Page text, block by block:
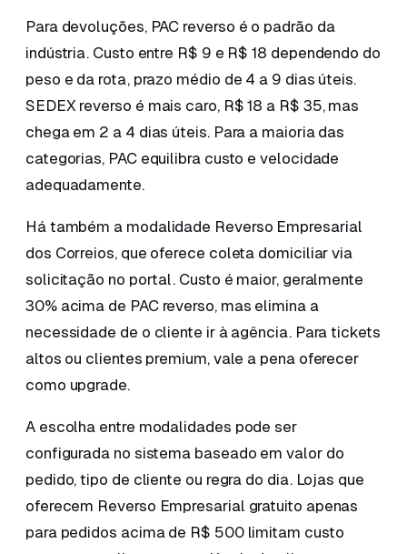
Para devoluções, PAC reverso é o padrão da
indústria. Custo entre R$ 9 e R$ 18 dependendo do
peso e da rota, prazo médio de 4 a 9 dias úteis.
SEDEX reverso é mais caro, R$ 18 a R$ 35, mas
chega em 2 a 4 dias úteis. Para a maioria das
categorias, PAC equilibra custo e velocidade
adequadamente.
Há também a modalidade Reverso Empresarial
dos Correios, que oferece coleta domiciliar via
solicitação no portal. Custo é maior, geralmente
30% acima de PAC reverso, mas elimina a
necessidade de o cliente ir à agência. Para tickets
altos ou clientes premium, vale a pena oferecer
como upgrade.
A escolha entre modalidades pode ser
configurada no sistema baseado em valor do
pedido, tipo de cliente ou regra do dia. Lojas que
oferecem Reverso Empresarial gratuito apenas
para pedidos acima de R$ 500 limitam custo